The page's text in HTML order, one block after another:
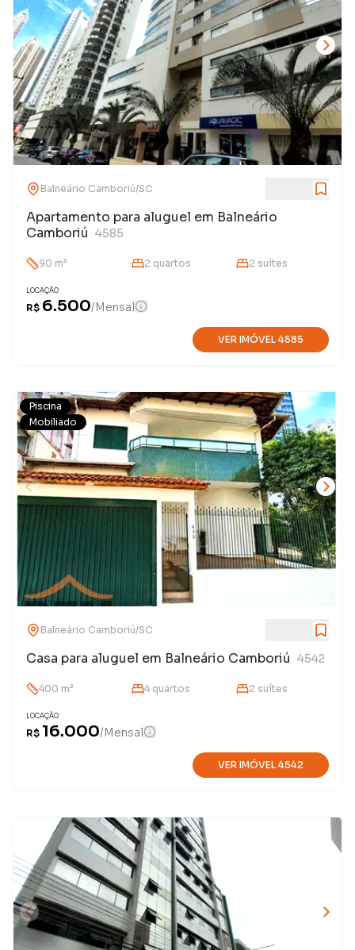
Balneário Camboriú/SC
Apartamento para aluguel em Balneário
Camboriú 4585
90 m² 2 quartos 2 suítes
LOCAÇÃO
R$ 6.500/Mensal
VER IMÓVEL 4585
Piscina
Mobiliado
Balneário Camboriú/SC
Casa para aluguel em Balneário Camboriú 4542
400 m² 4quartos 2 suítes
LOCAÇÃO
R$ 16.000/Mensal
VER IMÓVEL 4542